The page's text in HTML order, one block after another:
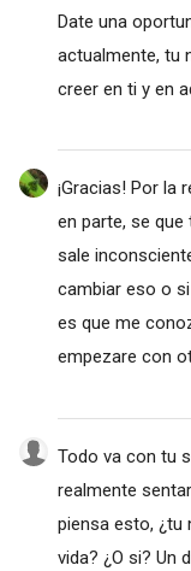
Date una
actualmente, tu
creer en ti y en
¡Gracias! Por la
en parte, se
sale
cambiar eso o
es que me
empezare con
Todo va con tu
realmente
piensa esto, ¿tu
vida? ¿O si? Un